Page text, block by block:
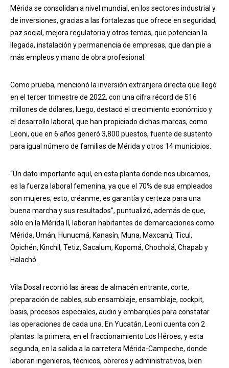
Mérida se consolidan a nivel mundial, en los sectores industrial y
de inversiones, gracias a las fortalezas que ofrece en seguridad,
paz social, mejora regulatoria y otros temas, que potencian la
llegada, instalación y permanencia de empresas, que dan pie a
más empleos y mano de obra profesional.
Como prueba, mencionó la inversión extranjera directa que llegó
en el tercer trimestre de 2022, con una cifra récord de 516
millones de dólares; luego, destacó el crecimiento económico y
el desarrollo laboral, que han propiciado dichas marcas, como
Leoni, que en 6 años generó 3,800 puestos, fuente de sustento
para igual número de familias de Mérida y otros 14 municipios.
“Un dato importante aquí, en esta planta donde nos ubicamos,
es la fuerza laboral femenina, ya que el 70% de sus empleados
son mujeres; esto, créanme, es garantía y certeza para una
buena marcha y sus resultados”, puntualizó, además de que,
sólo en la Mérida II, laboran habitantes de demarcaciones como
Mérida, Umán, Hunucmá, Kanasín, Muna, Maxcanú, Ticul,
Opichén, Kinchil, Tetiz, Sacalum, Kopomá, Chocholá, Chapab y
Halachó.
Vila Dosal recorrió las áreas de almacén entrante, corte,
preparación de cables, sub ensamblaje, ensamblaje, cockpit,
basis, procesos especiales, audio y embarques para constatar
las operaciones de cada una. En Yucatán, Leoni cuenta con 2
plantas: la primera, en el fraccionamiento Los Héroes, y esta
segunda, en la salida a la carretera Mérida-Campeche, donde
laboran ingenieros, técnicos, obreros y administrativos, bien